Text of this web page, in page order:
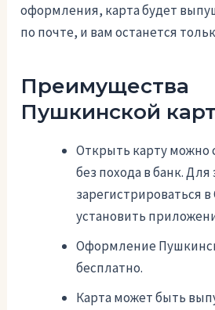
оформления, карта будет
по почте, и вам останется
Преимущества
Пушкинской
Открыть карту можно
без похода в банк. Для
зарегистрироваться
установить
Оформление
бесплатно.
Карта может быть